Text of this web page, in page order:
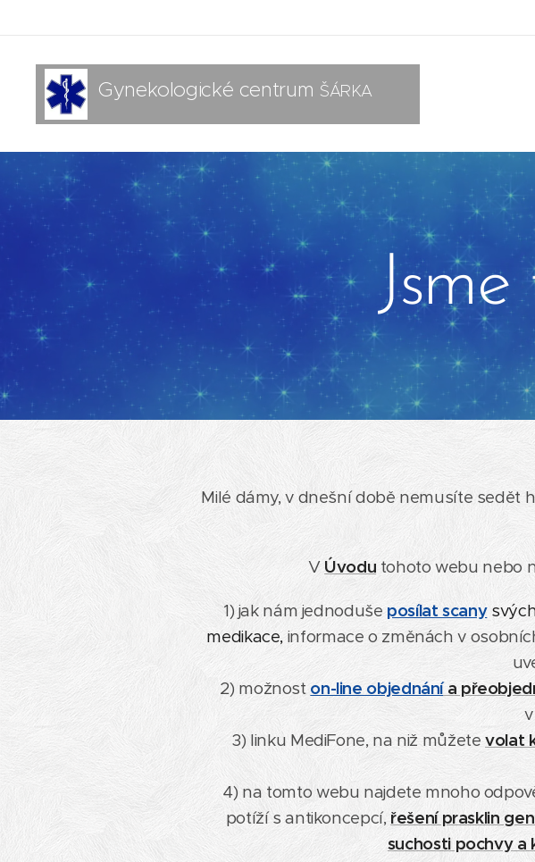
Gynekologické centrum ŠÁRKA
s.r.o.
Milé dámy, v dnešní době nemusíte sedět
V Úvodu tohoto webu nebo
1) jak nám jednoduše posílat scany
medikace, informace o změnách v
2) možnost on-line objednánía
3) linku MediFone, na niž můžetevolat
4) na tomto webu najdete mnoho
potíží s antikoncepcí, řešení prasklin
suchosti pochvy a